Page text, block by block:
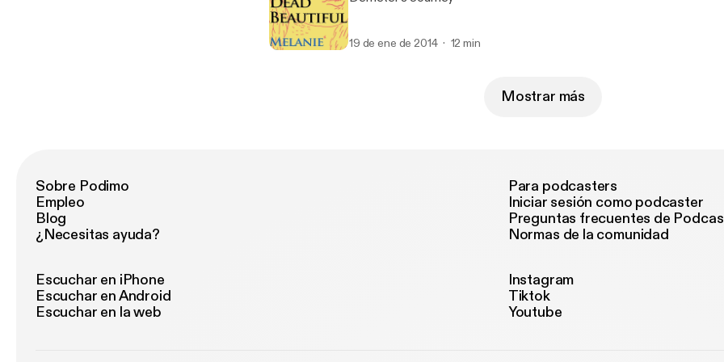
19 de ene de 2014 12 min
Mostrar más
Sobre Podimo
Empleo
Blog
¿Necesitas ayuda?
Para podcasters
Iniciar sesión como podcaster
Preguntas frecuentes de
Normas de la comunidad
Escuchar en iPhone
Escuchar en Android
Escuchar en la web
Instagram
Tiktok
Youtube